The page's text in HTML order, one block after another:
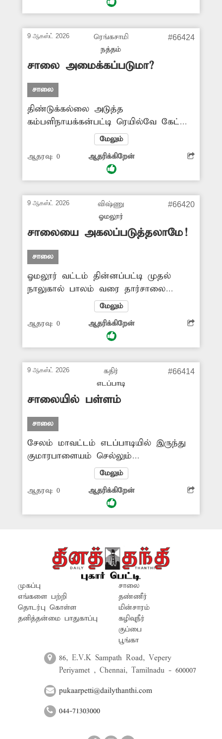
மண்சாலை முழுவதும் சேறும்,
விவசாய விளை பொருட்களை கொண்டு
செல்லவும் கடும் அவதியடைந்த
வருகின்றனர். எனவே பொதுமக்கள்
நலன் கருதி அப்பகுதியில் சாலை வசதி
ஏற்படுத்தித்தர அதிகாரிகள் நடவடிக்கை
எடுக்க வேண்டியது அவசியம்.
9 ஆகஸ்ட் 2026
ரெங்கசாமி
நத்தம்
#66424
சாலை அமைக்கப்படுமா?
சாலை
திண்டுக்கல்லை அடுத்த
கம்பளிநாயக்கன்பட்டி ரெயில்வே கேட்
பகுதியில் உள்ள சாலை சேதமடைந்து
காட்சியளிக்கிறது. அதோடு ரெயில்வே
கேட் அடைக்கப்படும் நேரத்தில் அந்த
சாலையில் வேகமாக வரும் வாகன
அடிக்கடி நடக்கிறது. எனவே
சேதமடைந்த சாலையை சீரமைக்க
சம்பந்தப்பட்ட அதிகாரிகள் நடவடிக்கை
எடுக்க வேண்டும்.
மேலும்
ஆதரவு: 0 ஆதரிக்கிறேன்
9 ஆகஸ்ட் 2026
விஷ்ணு
ஓமலூர்
#66420
சாலையை அகலப்படுத்தலாமே!
சாலை
ஓமலூர் வட்டம் தின்னப்பட்டி முதல்
நாலுகால் பாலம் வரை தார்சாலை
மிகவும் குறுகளாக உள்ளது.
இதன்காரணமாக அடிக்கடி விபத்து
நடக்கின்றன. அதிகளவில் அரசு பஸ்,
பள்ளி, கல்லூரி பஸ்கள் செல்கின்றன.
வேண்டும் என்று பொதுமக்கள்
கோரிக்கை விடுத்துள்ளனர்.
மேலும்
ஆதரவு: 0 ஆதரிக்கிறேன்
9 ஆகஸ்ட் 2026
கதிர்
எடப்பாடி
#66414
சாலையில் பள்ளம்
சாலை
சேலம் மாவட்டம் எடப்பாடியில் இருந்து
குமாரபாளையம் செல்லும்
நெடுஞ்சாலையில் அரசிராமணி
மூலப்பாதையில் நான்கு சாலைகள்
சந்திக்கிறது. இந்த இடத்தில் வளைவு
சாலையில் தோன்றிய பள்ளத்தால் இரவு
எனவே நெடுஞ்சாலைத்துறை அதிகாரிகள்
சாலையின் வளைவு பகுதியில்
காணப்படும் பள்ளத்தை சீரமைத்து தர
வேண்டும் என வாகன ஓட்டிகள்
கோரிக்கை விடுத்துள்ளனர்.
மேலும்
ஆதரவு: 0 ஆதரிக்கிறேன்
முகப்பு
எங்களை பற்றி
தொடர்பு கொள்ள
தனித்தன்மை பாதுகாப்பு
சாலை
தண்ணீர்
மின்சாரம்
கழிவுநீர்
குப்பை
பூங்கா
86, E.V.K Sampath Road, Vepery
Periyamet , Chennai, Tamilnadu - 600007
pukaarpetti@dailythanthi.com
044-71303000